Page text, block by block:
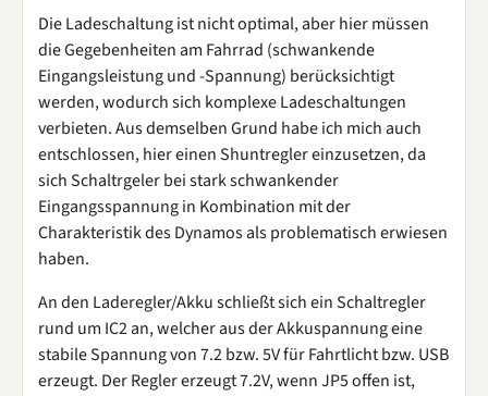
Die Ladeschaltung ist nicht optimal, aber hier müssen
die Gegebenheiten am Fahrrad (schwankende
Eingangsleistung und -Spannung) berücksichtigt
werden, wodurch sich komplexe Ladeschaltungen
verbieten. Aus demselben Grund habe ich mich auch
entschlossen, hier einen Shuntregler einzusetzen, da
sich Schaltrgeler bei stark schwankender
Eingangsspannung in Kombination mit der
Charakteristik des Dynamos als problematisch erwiesen
haben.
An den Laderegler/Akku schließt sich ein Schaltregler
rund um IC2 an, welcher aus der Akkuspannung eine
stabile Spannung von 7.2 bzw. 5V für Fahrtlicht bzw. USB
erzeugt. Der Regler erzeugt 7.2V, wenn JP5 offen ist,